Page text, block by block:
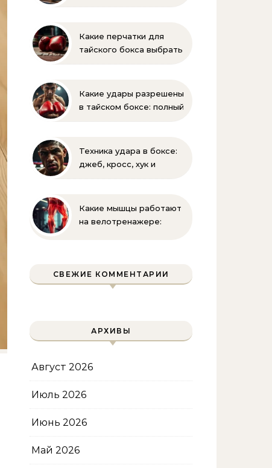
Какие перчатки для
тайского бокса выбрать
Какие удары разрешены
в тайском боксе: полный
Техника удара в боксе:
джеб, кросс, хук и
Какие мышцы работают
на велотренажере:
СВЕЖИЕ КОММЕНТАРИИ
АРХИВЫ
Август 2026
Июль 2026
Июнь 2026
Май 2026